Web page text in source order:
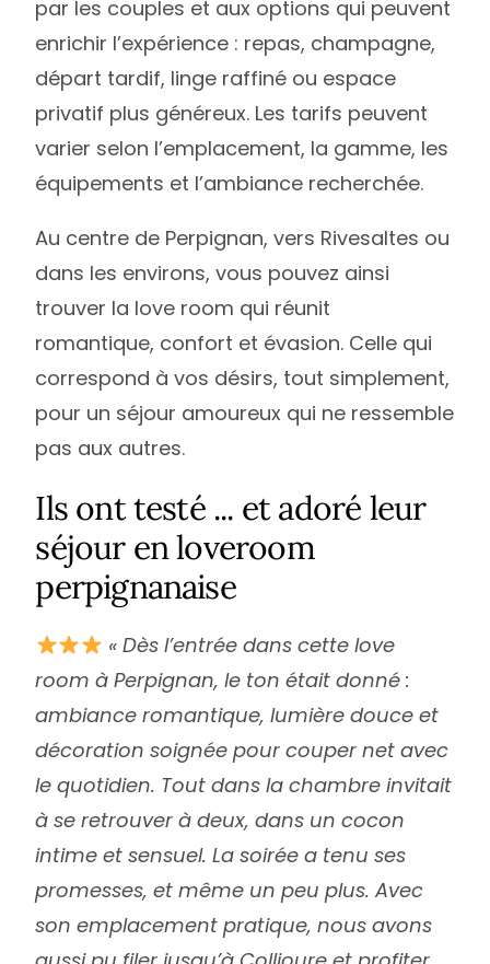
par les couples et aux options qui peuvent
enrichir l’expérience : repas, champagne,
départ tardif, linge raffiné ou espace
privatif plus généreux. Les tarifs peuvent
varier selon l’emplacement, la gamme, les
équipements et l’ambiance recherchée.
Au centre de Perpignan, vers Rivesaltes ou
dans les environs, vous pouvez ainsi
trouver la love room qui réunit
romantique, confort et évasion. Celle qui
correspond à vos désirs, tout simplement,
pour un séjour amoureux qui ne ressemble
pas aux autres.
Ils ont testé ... et adoré leur
séjour en loveroom
perpignanaise
« Dès l’entrée dans cette love
room à Perpignan, le ton était donné :
ambiance romantique, lumière douce et
décoration soignée pour couper net avec
le quotidien. Tout dans la chambre invitait
à se retrouver à deux, dans un cocon
intime et sensuel. La soirée a tenu ses
promesses, et même un peu plus. Avec
son emplacement pratique, nous avons